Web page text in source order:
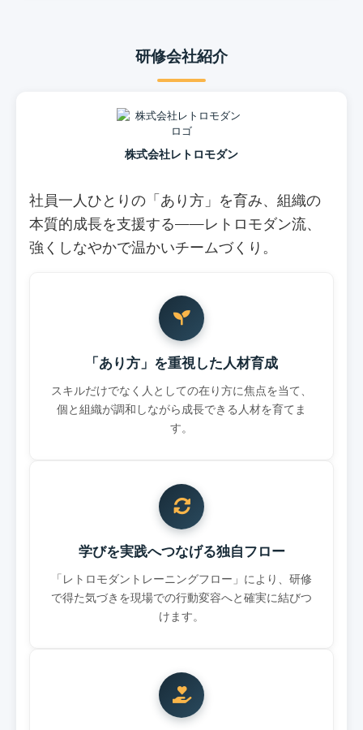
研修会社紹介
株式会社レトロモダン
社員一人ひとりの「あり方」を育み、組織の
本質的成長を支援する――レトロモダン流、
強くしなやかで温かいチームづくり。
「あり方」を重視した人材育成
スキルだけでなく人としての在り方に焦点を当て、
個と組織が調和しながら成長できる人材を育てま
す。
学びを実践へつなげる独自フロー
「レトロモダントレーニングフロー」により、研修
で得た気づきを現場での行動変容へと確実に結びつ
けます。